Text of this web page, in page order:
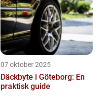
07 oktober 2025
Däckbyte i Göteborg: En
praktisk guide